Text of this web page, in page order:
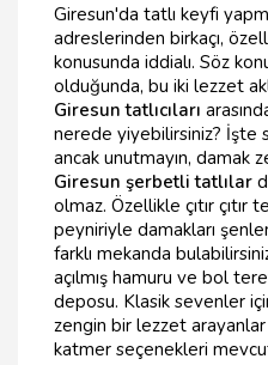
Giresun'da tatlı keyfi
adreslerinden birkaçı,
konusunda iddialı. Söz
olduğunda, bu iki lezzet
Giresun tatlıcıları
nerede yiyebilirsiniz? İşte
ancak unutmayın, damak
Giresun şerbetli tatlılar
olmaz. Özellikle çıtır çıtır
peyniriyle damakları
farklı mekanda
açılmış hamuru ve bol
deposu. Klasik sevenler
zengin bir lezzet arayanlar
katmer seçenekleri